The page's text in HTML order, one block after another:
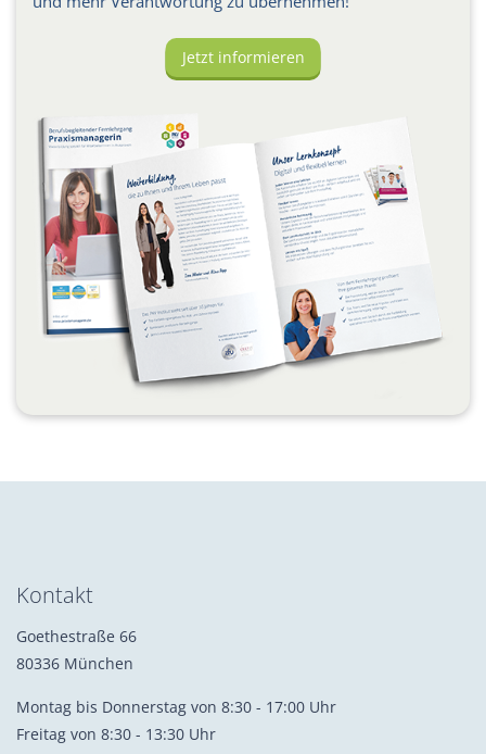
Jetzt informieren
Kontakt
Goethestraße 66
80336 München
Montag bis Donnerstag von 8:30 - 17:00 Uhr
Freitag von 8:30 - 13:30 Uhr